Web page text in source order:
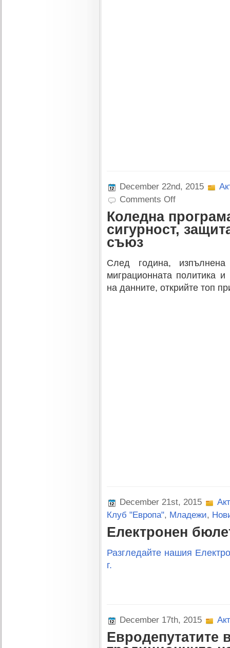
December 22nd, 2015
Comments Offon
програма:
на
хоризонта
защита
на
Коледна
сигурност,
съюз
След година,
миграционната политика
на данните, открийте топ
December 21st, 2015
Клуб "Европа", Младежи,
Електронен
Разгледайте нашия
г.
December 17th, 2015
Евродепутатите